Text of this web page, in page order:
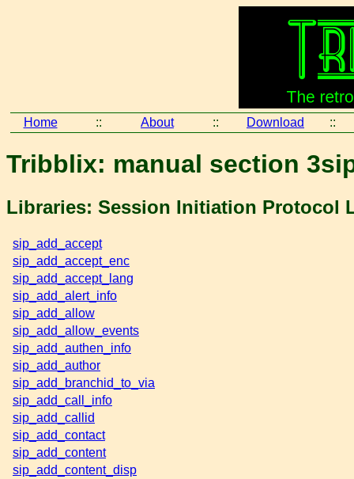
Home :: About :: Download ::
Tribblix: manual section
Libraries: Session Initiation Protocol
sip_add_accept
sip_add_accept_enc
sip_add_accept_lang
sip_add_alert_info
sip_add_allow
sip_add_allow_events
sip_add_authen_info
sip_add_author
sip_add_branchid_to_via
sip_add_call_info
sip_add_callid
sip_add_contact
sip_add_content
sip_add_content_disp